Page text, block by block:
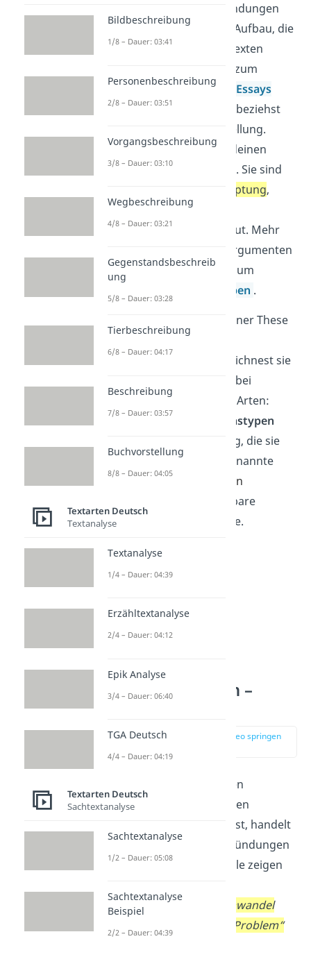
Argumente sind Begründungen
mit einem bestimmten Aufbau, die
du in argumentativen Texten
findest. Dazu zählst du zum
BeispielErörterungen
Essays
oderKommentare
. Du beziehst
darin zu einer Frage Stellung.
Argumente helfen dir, deinen
Standpunkt zu erklären. Sie sind
ehauptung,
einerBegründung
einemBeispiel
aufgebaut. Mehr
über den Aufbau von Argumenten
erfährst du im Beitrag zum
Argumentation schreiben .
Für die Begründung deiner These
gibt es verschiedene
Möglichkeiten. Du bezeichnest sie
. Dabei
unterscheidest du zwei Arten:
Seriöse Argumentationstypen
belegen die Behauptung, die sie
aufgestellt haben. Sogenannte
Scheinargumente
geben
keine belastbare
Begründung ihrer These.
Argumenttypen –
zur Stelle im Video springen
Wie du an den folgenden
Argumenttypen und ihren
Funktionen sehen kannst, handelt
es sich um gültige Begründungen
einer These. Die Beispiele zeigen
Behauptung„Der Klimawandel
existiert/ist ein großes Problem“
Bildbeschreibung
1/8 – Dauer: 03:41
Personenbeschreibung
2/8 – Dauer: 03:51
Vorgangsbeschreibung
3/8 – Dauer: 03:10
Wegbeschreibung
4/8 – Dauer: 03:21
Gegenstandsbeschreib
ung
5/8 – Dauer: 03:28
Tierbeschreibung
6/8 – Dauer: 04:17
Beschreibung
7/8 – Dauer: 03:57
Buchvorstellung
8/8 – Dauer: 04:05
Textarten Deutsch
Textanalyse
Textanalyse
1/4 – Dauer: 04:39
Erzähltextanalyse
2/4 – Dauer: 04:12
Epik Analyse
3/4 – Dauer: 06:40
TGA Deutsch
4/4 – Dauer: 04:19
Textarten Deutsch
Sachtextanalyse
Sachtextanalyse
1/2 – Dauer: 05:08
Sachtextanalyse
Beispiel
2/2 – Dauer: 04:39